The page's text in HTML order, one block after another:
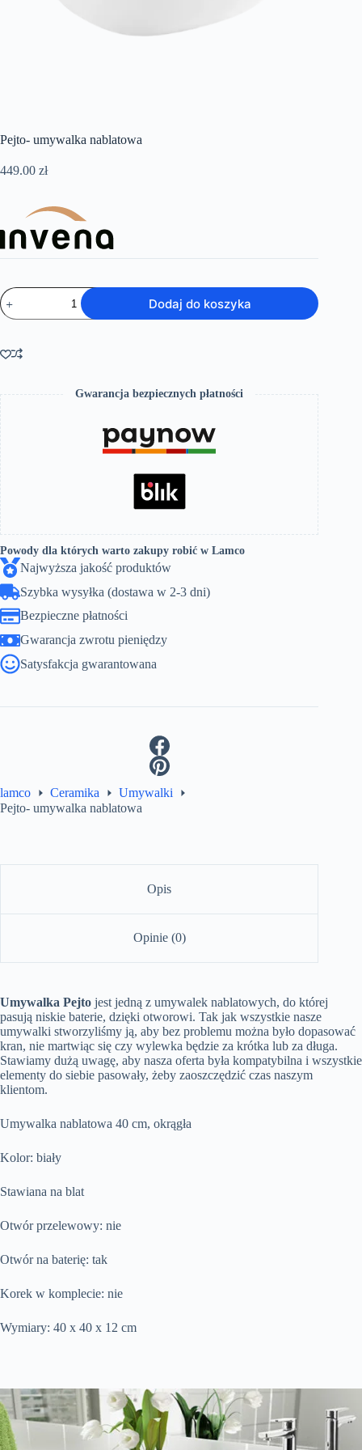
Pejto- umywalka nablatowa
449.00 zł
ilość
Pejto-
umywalka
Dodaj do koszyka
Gwarancja bezpiecznych płatności
Powody dla których warto zakupy robić w Lamco
Najwyższa jakość produktów
Szybka wysyłka (dostawa w 2-3 dni)
Bezpieczne płatności
Gwarancja zwrotu pieniędzy
Satysfakcja gwarantowana
lamco Ceramika
Umywalki
Pejto- umywalka nablatowa
Opis
Opinie (0)
Umywalka Pejto jest jedną z umywalek nablatowych, do której
pasują niskie baterie, dzięki otworowi. Tak jak wszystkie nasze
umywalki stworzyliśmy ją, aby bez problemu można było dopasować
kran, nie martwiąc się czy wylewka będzie za krótka lub za długa.
Stawiamy dużą uwagę, aby nasza oferta była kompatybilna i wszystkie
elementy do siebie pasowały, żeby zaoszczędzić czas naszym
klientom.
Umywalka nablatowa 40 cm, okrągła
Kolor: biały
Stawiana na blat
Otwór przelewowy: nie
Otwór na baterię: tak
Korek w komplecie: nie
Wymiary: 40 x 40 x 12 cm